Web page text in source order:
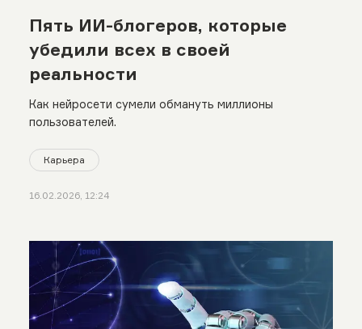
Пять ИИ-блогеров, которые
убедили всех в своей
реальности
Как нейросети сумели обмануть миллионы
пользователей.
Карьера
16.02.2026, 12:24